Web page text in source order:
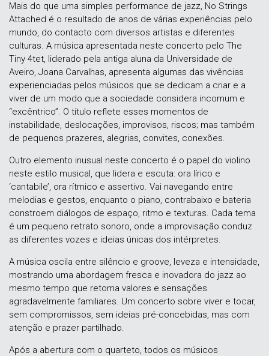
Mais do que uma simples performance de jazz, No Strings
Attached é o resultado de anos de várias experiências pelo
mundo, do contacto com diversos artistas e diferentes
culturas. A música apresentada neste concerto pelo The
Tiny 4tet, liderado pela antiga aluna da Universidade de
Aveiro, Joana Carvalhas, apresenta algumas das vivências
experienciadas pelos músicos que se dedicam a criar e a
viver de um modo que a sociedade considera incomum e
“excêntrico”. O título reflete esses momentos de
instabilidade, deslocações, improvisos, riscos; mas também
de pequenos prazeres, alegrias, convites, conexões.
Outro elemento inusual neste concerto é o papel do violino
neste estilo musical, que lidera e escuta: ora lírico e
‘cantabile’, ora rítmico e assertivo. Vai navegando entre
melodias e gestos, enquanto o piano, contrabaixo e bateria
constroem diálogos de espaço, ritmo e texturas. Cada tema
é um pequeno retrato sonoro, onde a improvisação conduz
as diferentes vozes e ideias únicas dos intérpretes.
A música oscila entre silêncio e groove, leveza e intensidade,
mostrando uma abordagem fresca e inovadora do jazz ao
mesmo tempo que retoma valores e sensações
agradavelmente familiares. Um concerto sobre viver e tocar,
sem compromissos, sem ideias pré-concebidas, mas com
atenção e prazer partilhado.
Após a abertura com o quarteto, todos os músicos